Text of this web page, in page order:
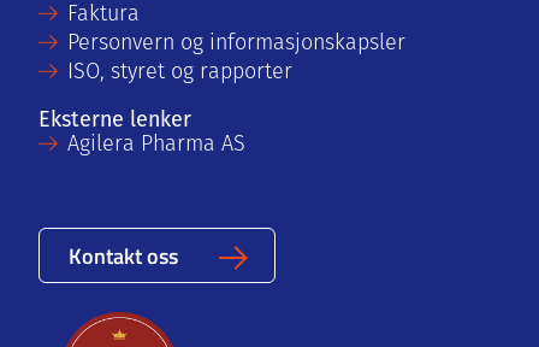
Faktura
Personvern og informasjonskapsler
ISO, styret og rapporter
Eksterne lenker
Agilera Pharma AS
Kontakt oss